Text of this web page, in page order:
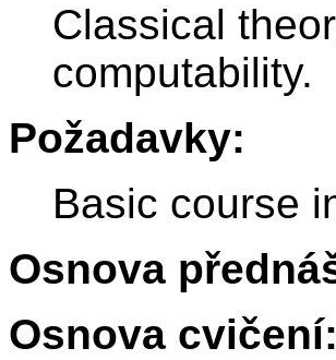
Classical
computability.
Požadavky:
Basic course
Osnova
Osnova cvičení: